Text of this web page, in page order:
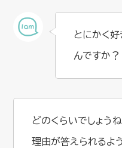
とにかく
んですか？
どのくらいでしょう
理由が答えられるよ